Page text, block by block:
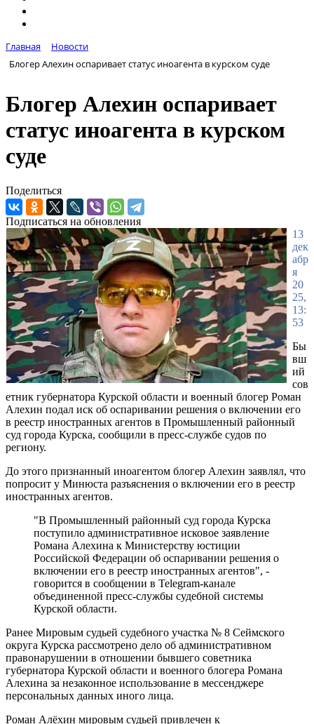
Главная
Новости
Блогер Алехин оспаривает статус иноагента в курском суде
Блогер Алехин оспаривает
статус иноагента в курском
суде
Поделиться
Подписаться на обновления
13
дек
абр
я
20
25,
13:
53
Бы
вш
ий
сов
етник губернатора Курской области и военный блогер Роман
Алехин подал иск об оспаривании решения о включении его
в реестр иностранных агентов в Промышленный районный
суд города Курска, сообщили в пресс-службе судов по
региону.
До этого признанный иноагентом блогер Алехин заявлял, что
попросит у Минюста разъяснения о включении его в реестр
иностранных агентов.
"В Промышленный районный суд города Курска
поступило административное исковое заявление
Романа Алехина к Министерству юстиции
Российской Федерации об оспаривании решения о
включении его в реестр иностранных агентов", -
говорится в сообщении в Telegram-канале
объединенной пресс-службы судебной системы
Курской области.
Ранее Мировым судьей судебного участка № 8 Сеймского
округа Курска рассмотрено дело об административном
правонарушении в отношении бывшего советника
губернатора Курской области и военного блогера Романа
Алехина за незаконное использование в мессенджере
персональных данных иного лица.
Роман Алëхин мировым судьей привлечен к